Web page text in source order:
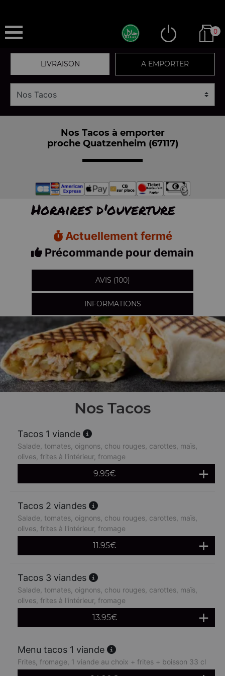
0
LIVRAISON A EMPORTER
Nos Tacos à emporter
proche Quatzenheim (67117)
Horaires d'ouverture
Actuellement fermé
Précommande pour demain
AVIS (100)
INFORMATIONS
Nos Tacos
Tacos 1 viande
Salade, tomates, oignons, chou rouges, carottes, maïs,
olives, frites à l'intérieur, fromage
9.95€
Tacos 2 viandes
Salade, tomates, oignons, chou rouges, carottes, maïs,
olives, frites à l'intérieur, fromage
11.95€
Tacos 3 viandes
Salade, tomates, oignons, chou rouges, carottes, maïs,
olives, frites à l'intérieur, fromage
13.95€
Menu tacos 1 viande
Frites, fromage, 1 viande au choix + frites + boisson 33 cl